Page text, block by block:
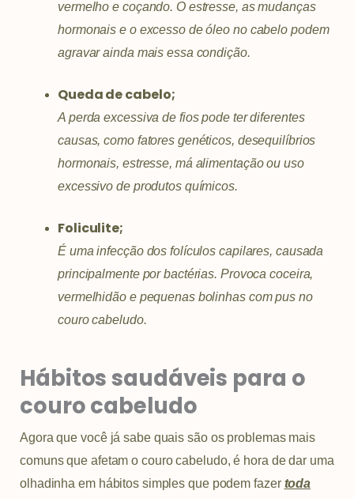
vermelho e coçando. O estresse, as mudanças
hormonais e o excesso de óleo no cabelo podem
agravar ainda mais essa condição.
Queda de cabelo;
A perda excessiva de fios pode ter diferentes
causas, como fatores genéticos, desequilíbrios
hormonais, estresse, má alimentação ou uso
excessivo de produtos químicos.
Foliculite;
É uma infecção dos folículos capilares, causada
principalmente por bactérias. Provoca coceira,
vermelhidão e pequenas bolinhas com pus no
couro cabeludo.
Hábitos saudáveis para o
couro cabeludo
Agora que você já sabe quais são os problemas mais
comuns que afetam o couro cabeludo, é hora de dar uma
olhadinha em hábitos simples que podem fazer toda